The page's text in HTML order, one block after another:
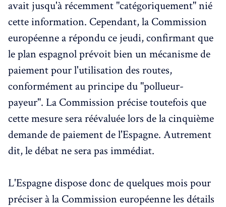
avait jusqu'à récemment "catégoriquement" nié
cette information. Cependant, la Commission
européenne a répondu ce jeudi, confirmant que
le plan espagnol prévoit bien un mécanisme de
paiement pour l'utilisation des routes,
conformément au principe du "pollueur-
payeur". La Commission précise toutefois que
cette mesure sera réévaluée lors de la cinquième
demande de paiement de l'Espagne. Autrement
dit, le débat ne sera pas immédiat.
L'Espagne dispose donc de quelques mois pour
préciser à la Commission européenne les détails